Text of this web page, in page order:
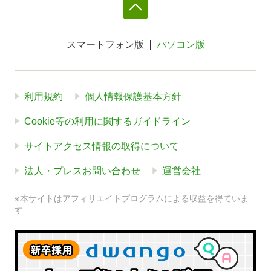
スマートフォン版 パソコン版
利用規約 個人情報保護基本方針
Cookie等の利用に関するガイドライン
サイトアクセス情報の取得について
法人・プレスお問い合わせ 運営会社
※本サイトはアフィリエイトプログラムによる収益を得ていま
す